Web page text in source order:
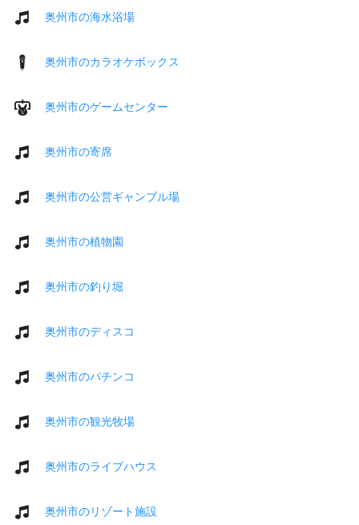
奥州市の海水浴場
奥州市のカラオケボックス
奥州市のゲームセンター
奥州市の寄席
奥州市の公営ギャンブル場
奥州市の植物園
奥州市の釣り堀
奥州市のディスコ
奥州市のパチンコ
奥州市の観光牧場
奥州市のライブハウス
奥州市のリゾート施設